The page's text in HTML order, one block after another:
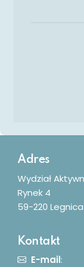
Adres
Wydział
Rynek 4
59-220 Legnica
Kontakt
E-mail: